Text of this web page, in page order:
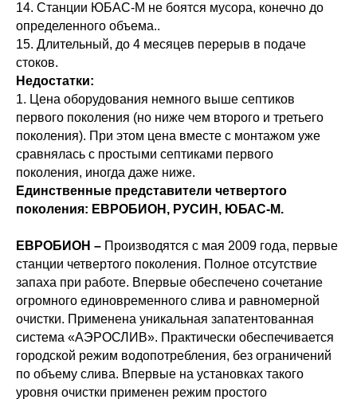
14. Станции ЮБАС-М не боятся мусора, конечно до
определенного объема..
15. Длительный, до 4 месяцев перерыв в подаче
стоков.
Недостатки:
1. Цена оборудования немного выше септиков
первого поколения (но ниже чем второго и третьего
поколения). При этом цена вместе с монтажом уже
сравнялась с простыми септиками первого
поколения, иногда даже ниже.
Единственные представители четвертого
поколения: ЕВРОБИОН, РУСИН, ЮБАС-М.
ЕВРОБИОН – Производятся с мая 2009 года, первые
станции четвертого поколения. Полное отсутствие
запаха при работе. Впервые обеспечено сочетание
огромного единовременного слива и равномерной
очистки. Применена уникальная запатентованная
система «АЭРОСЛИВ». Практически обеспечивается
городской режим водопотребления, без ограничений
по объему слива. Впервые на установках такого
уровня очистки применен режим простого